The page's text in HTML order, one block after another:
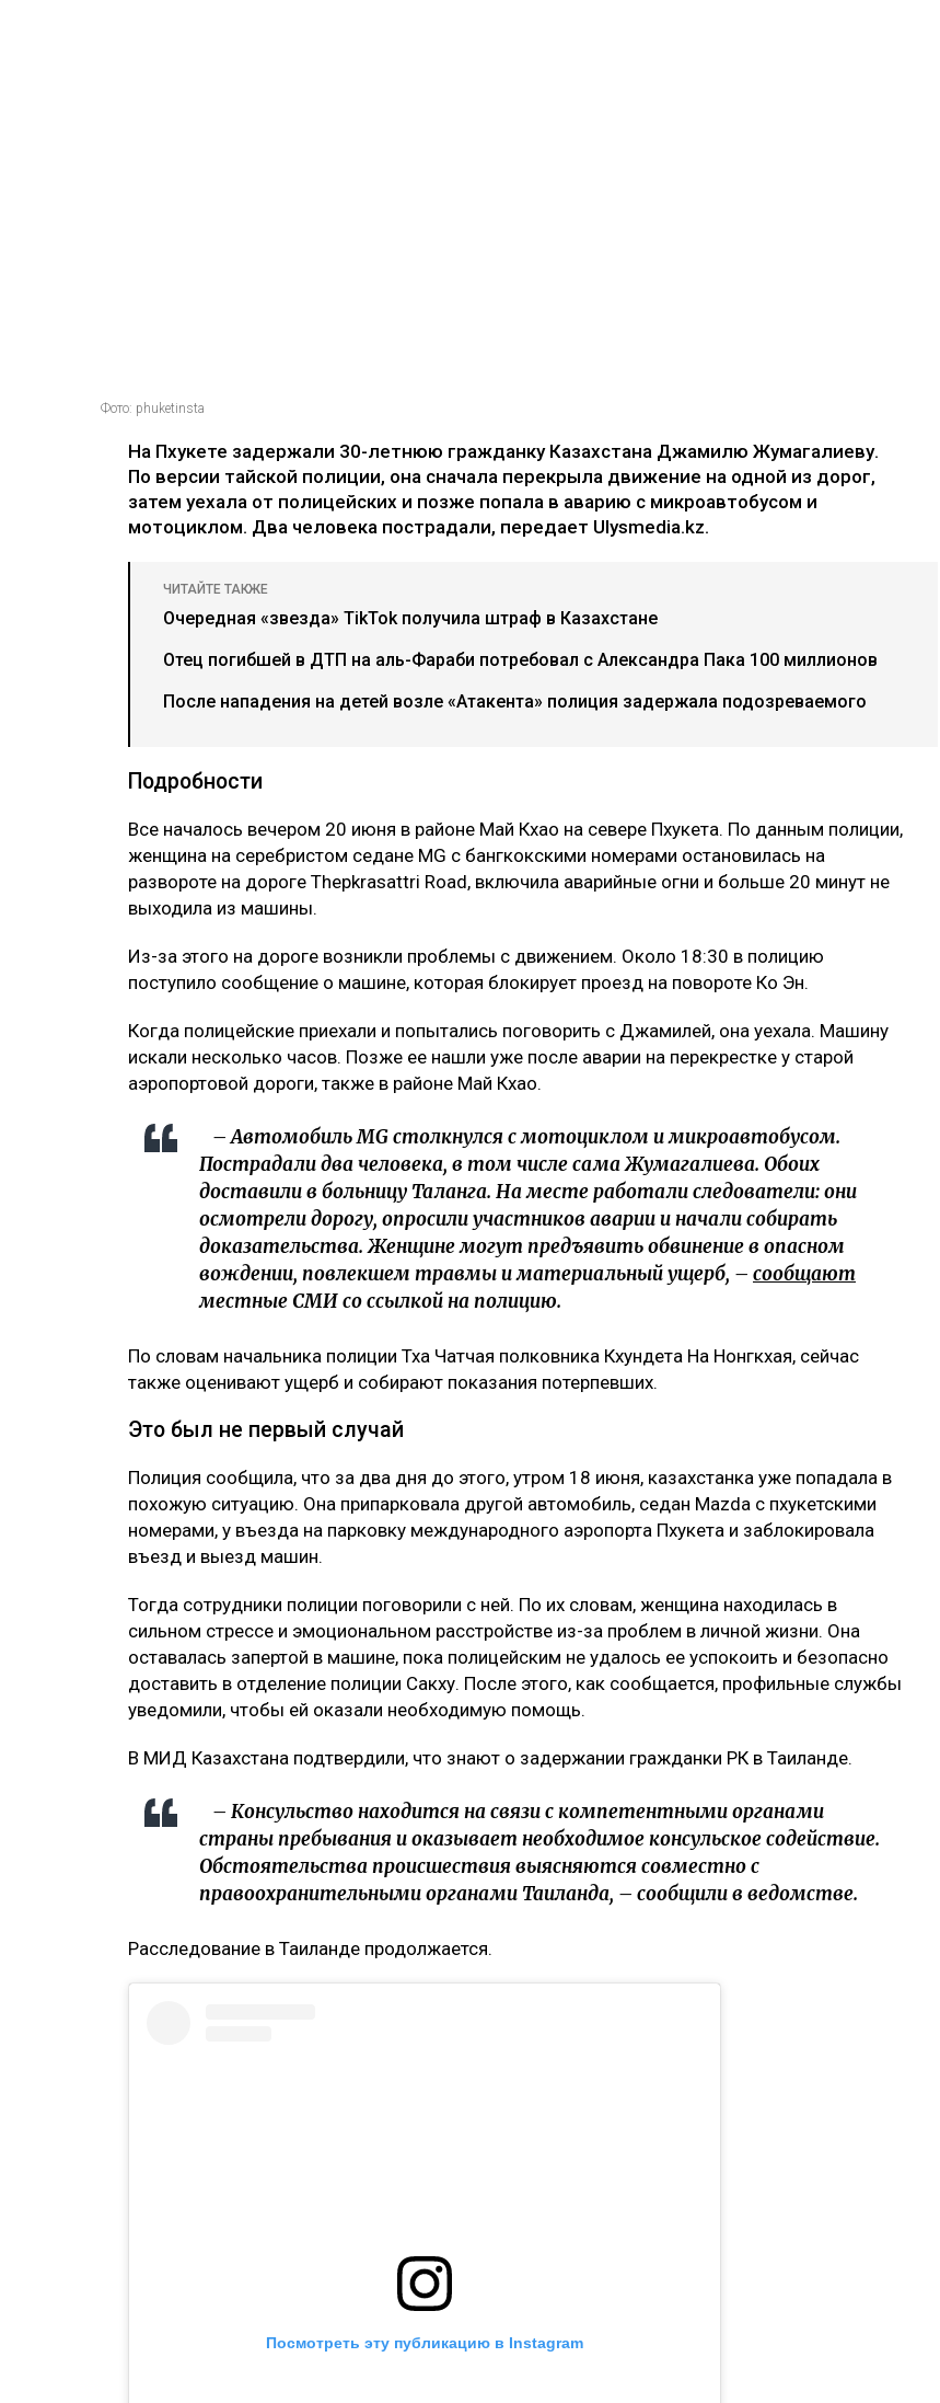
Фото: phuketinsta
На Пхукете задержали 30-летнюю гражданку Казахстана Джамилю Жумагалиеву.
По версии тайской полиции, она сначала перекрыла движение на одной из дорог,
затем уехала от полицейских и позже попала в аварию с микроавтобусом и
мотоциклом. Два человека пострадали, передает Ulysmedia.kz.
ЧИТАЙТЕ ТАКЖЕ
Очередная «звезда» TikTok получила штраф в Казахстане
Отец погибшей в ДТП на аль-Фараби потребовал с Александра Пака 100 миллионов
После нападения на детей возле «Атакента» полиция задержала подозреваемого
Подробности
Все началось вечером 20 июня в районе Май Кхао на севере Пхукета. По данным полиции,
женщина на серебристом седане MG с бангкокскими номерами остановилась на
развороте на дороге Thepkrasattri Road, включила аварийные огни и больше 20 минут не
выходила из машины.
Из-за этого на дороге возникли проблемы с движением. Около 18:30 в полицию
поступило сообщение о машине, которая блокирует проезд на повороте Ко Эн.
Когда полицейские приехали и попытались поговорить с Джамилей, она уехала. Машину
искали несколько часов. Позже ее нашли уже после аварии на перекрестке у старой
аэропортовой дороги, также в районе Май Кхао.
– Автомобиль MG столкнулся с мотоциклом и микроавтобусом.
Пострадали два человека, в том числе сама Жумагалиева. Обоих
доставили в больницу Таланга. На месте работали следователи: они
осмотрели дорогу, опросили участников аварии и начали собирать
доказательства. Женщине могут предъявить обвинение в опасном
вождении, повлекшем травмы и материальный ущерб, – сообщают
местные СМИ со ссылкой на полицию.
По словам начальника полиции Тха Чатчая полковника Кхундета На Нонгкхая, сейчас
также оценивают ущерб и собирают показания потерпевших.
Это был не первый случай
Полиция сообщила, что за два дня до этого, утром 18 июня, казахстанка уже попадала в
похожую ситуацию. Она припарковала другой автомобиль, седан Mazda с пхукетскими
номерами, у въезда на парковку международного аэропорта Пхукета и заблокировала
въезд и выезд машин.
Тогда сотрудники полиции поговорили с ней. По их словам, женщина находилась в
сильном стрессе и эмоциональном расстройстве из-за проблем в личной жизни. Она
оставалась запертой в машине, пока полицейским не удалось ее успокоить и безопасно
доставить в отделение полиции Сакху. После этого, как сообщается, профильные службы
уведомили, чтобы ей оказали необходимую помощь.
В МИД Казахстана подтвердили, что знают о задержании гражданки РК в Таиланде.
– Консульство находится на связи с компетентными органами
страны пребывания и оказывает необходимое консульское содействие.
Обстоятельства происшествия выясняются совместно с
правоохранительными органами Таиланда, – сообщили в ведомстве.
Расследование в Таиланде продолжается.
Посмотреть эту публикацию в Instagram